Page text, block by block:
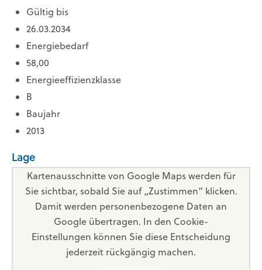
Gültig bis
26.03.2034
Energiebedarf
58,00
Energieeffizienzklasse
B
Baujahr
2013
Lage
Kartenausschnitte von Google Maps werden für
Sie sichtbar, sobald Sie auf „Zustimmen“ klicken.
Damit werden personenbezogene Daten an
Google übertragen. In den Cookie-
Einstellungen können Sie diese Entscheidung
jederzeit rückgängig machen.